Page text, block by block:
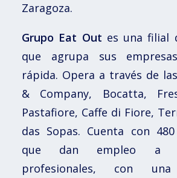
Zaragoza.
Grupo Eat Out es una filial
que agrupa sus
rápida. Opera a través de
& Company, Bocatta,
Pastafiore, Caffe di Fiore,
das Sopas. Cuenta con
que dan empleo a
profesionales, con una